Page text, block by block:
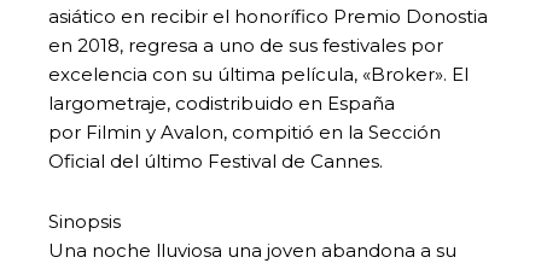
asiático en recibir el honorífico Premio Donostia
en 2018, regresa a uno de sus festivales por
excelencia con su última película, «Broker». El
largometraje, codistribuido en España
por Filmin y Avalon, compitió en la Sección
Oficial del último Festival de Cannes.
Sinopsis
Una noche lluviosa una joven abandona a su